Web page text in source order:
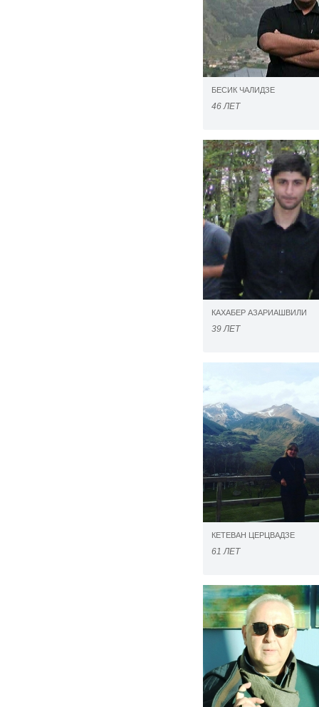
БЕСИК ЧАЛИДЗЕ
46 ЛЕТ
КАХАБЕР АЗАРИАШВИЛИ
39 ЛЕТ
КЕТЕВАН ЦЕРЦВАДЗЕ
61 ЛЕТ